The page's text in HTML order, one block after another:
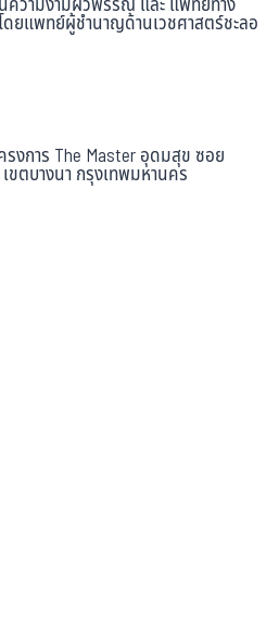
ยแพทย์ผู้ชำนาญด้านเวชศาสตร์ชะลอ
รงการ The Master อุดมสุข ซอย
ขตบางนา กรุงเทพมหานคร